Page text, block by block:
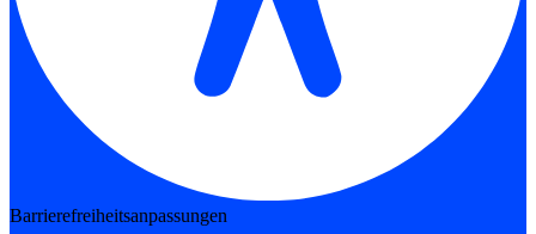
Barrierefreiheitsanpassungen